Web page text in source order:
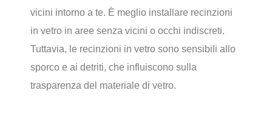
vicini intorno a te. È meglio installare recinzioni
in vetro in aree senza vicini o occhi indiscreti.
Tuttavia, le recinzioni in vetro sono sensibili allo
sporco e ai detriti, che influiscono sulla
trasparenza del materiale di vetro.